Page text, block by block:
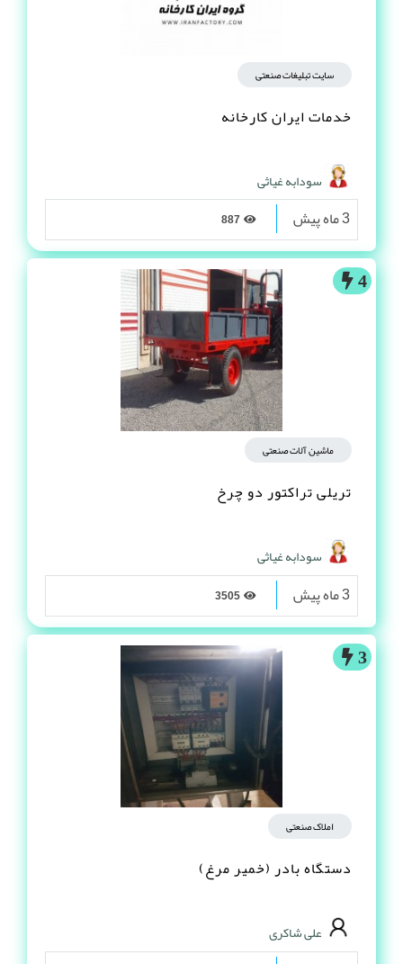
سایت تبلیغات صنعتی
خدمات ایران کارخانه
سودابه غیاثی
3 ماه پیش
4
ماشین آلات صنعتی
تریلی تراکتور دو چرخ
سودابه غیاثی
3 ماه پیش
3
املاک صنعتی
دستگاه بادر (خمیر مرغ)
علی شاکری